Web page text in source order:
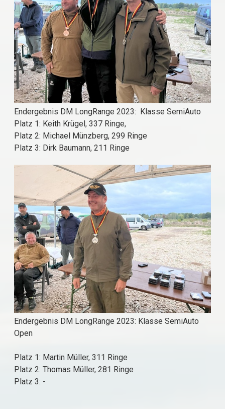
Endergebnis DM LongRange 2023: Klasse SemiAuto
Platz 1: Keith Krügel, 337 Ringe,
Platz 2: Michael Münzberg, 299 Ringe
Platz 3: Dirk Baumann, 211 Ringe
Endergebnis DM LongRange 2023: Klasse SemiAuto
Open
Platz 1: Martin Müller, 311 Ringe
Platz 2: Thomas Müller, 281 Ringe
Platz 3: -